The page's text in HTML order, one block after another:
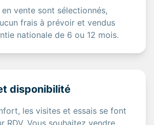
vente sont sélectionnés,
frais à prévoir et vendus
nationale de 6 ou 12 mois.
disponibilité
les visites et essais se font
RDV. Vous souhaitez vendre